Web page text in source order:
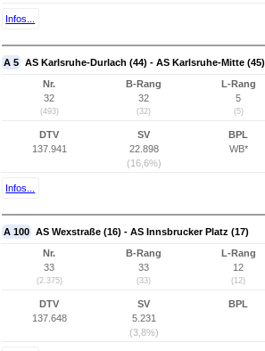
Infos...
A 5 AS Karlsruhe-Durlach (44) - AS Karlsruhe-Mitte (45)
Nr.
32
(493)
B-Rang
32
(32)
L-Rang
5
(5)
DTV
137.941
SV
22.898
(16,6%)
BPL
WB*
Infos...
A 100 AS Wexstraße (16) - AS Innsbrucker Platz (17)
Nr.
33
(2.375)
B-Rang
33
(33)
L-Rang
12
(12)
DTV
137.648
SV
5.231
(3,8%)
BPL